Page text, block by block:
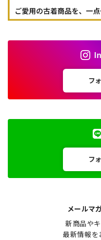
フ
フ
メールマ
新商品やキ
最新情報を